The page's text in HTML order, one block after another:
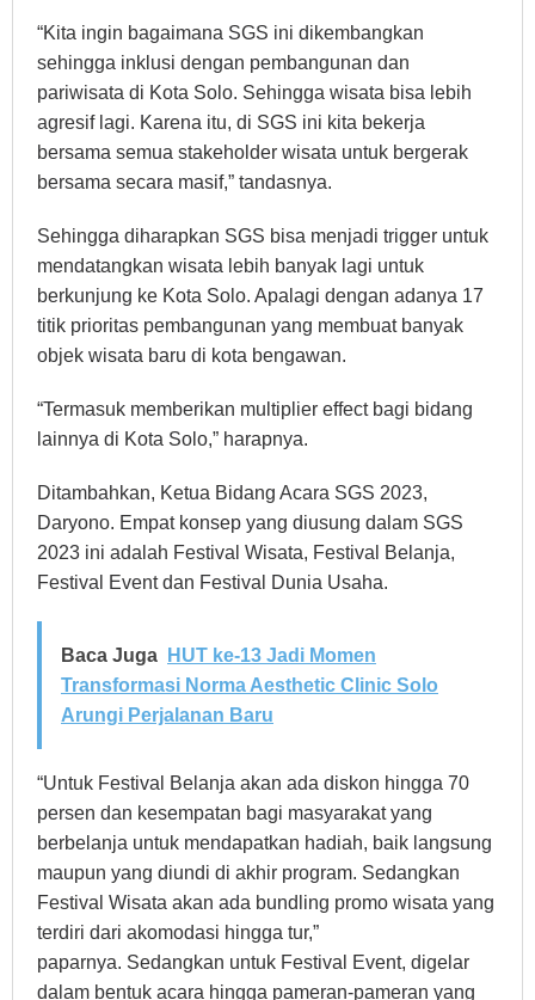
“Kita ingin bagaimana SGS ini dikembangkan
sehingga inklusi dengan pembangunan dan
pariwisata di Kota Solo. Sehingga wisata bisa lebih
agresif lagi. Karena itu, di SGS ini kita bekerja
bersama semua stakeholder wisata untuk bergerak
bersama secara masif,” tandasnya.
Sehingga diharapkan SGS bisa menjadi trigger untuk
mendatangkan wisata lebih banyak lagi untuk
berkunjung ke Kota Solo. Apalagi dengan adanya 17
titik prioritas pembangunan yang membuat banyak
objek wisata baru di kota bengawan.
“Termasuk memberikan multiplier effect bagi bidang
lainnya di Kota Solo,” harapnya.
Ditambahkan, Ketua Bidang Acara SGS 2023,
Daryono. Empat konsep yang diusung dalam SGS
2023 ini adalah Festival Wisata, Festival Belanja,
Festival Event dan Festival Dunia Usaha.
Baca Juga
HUT ke-13 Jadi Momen
Transformasi Norma Aesthetic Clinic Solo
Arungi Perjalanan Baru
“Untuk Festival Belanja akan ada diskon hingga 70
persen dan kesempatan bagi masyarakat yang
berbelanja untuk mendapatkan hadiah, baik langsung
maupun yang diundi di akhir program. Sedangkan
Festival Wisata akan ada bundling promo wisata yang
terdiri dari akomodasi hingga tur,”
paparnya. Sedangkan untuk Festival Event, digelar
dalam bentuk acara hingga pameran-pameran yang